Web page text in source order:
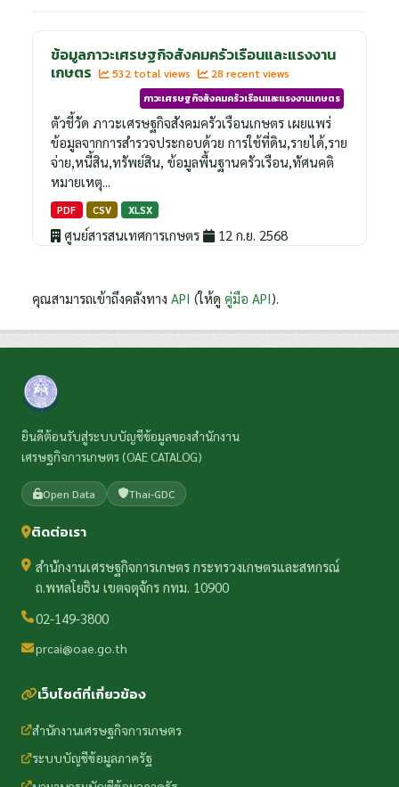
ข้อมูลภาวะเศรษฐกิจสังคมครัวเรือนและแรงงาน
เกษตร
532 total views
28 recent views
ภาวะเศรษฐกิจสังคมครัวเรือนและแรงงานเกษตร
ตัวชี้วัด ภาวะเศรษฐกิจสังคมครัวเรือนเกษตร เผยแพร่
ข้อมูลจากการสำรวจประกอบด้วย การใช้ที่ดิน,รายได้,ราย
จ่าย,หนี้สิน,ทรัพย์สิน, ข้อมูลพื้นฐานครัวเรือน,ทัศนคติ
หมายเหตุ...
PDF CSV XLSX
ศูนย์สารสนเทศการเกษตร 12 ก.ย. 2568
คุณสามารถเข้าถึงคลังทาง API (ให้ดู คู่มือ API).
ยินดีต้อนรับสู่ระบบบัญชีข้อมูลของสำนักงาน
เศรษฐกิจการเกษตร (OAE CATALOG)
Open Data Thai-GDC
ติดต่อเรา
สำนักงานเศรษฐกิจการเกษตร กระทรวงเกษตรและสหกรณ์
ถ.พหลโยธิน เขตจตุจักร กทม. 10900
02-149-3800
prcai@oae.go.th
เว็บไซต์ที่เกี่ยวข้อง
สำนักงานเศรษฐกิจการเกษตร
ระบบบัญชีข้อมูลภาครัฐ